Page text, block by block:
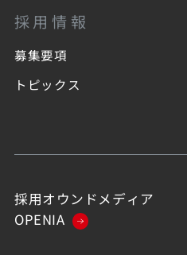
採用情報
募集要項
トピックス
採用オウンドメディア
OPENIA